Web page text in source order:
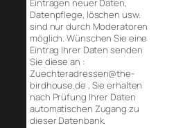
Eintragen neuer Daten,
Datenpflege, löschen usw.
sind nur durch Moderatoren
möglich. Wünschen Sie eine
Eintrag Ihrer Daten senden
Sie diese an :
Zuechteradressen@the-
birdhouse.de , Sie erhalten
nach Prüfung Ihrer Daten
automatischen Zugang zu
dieser Datenbank.